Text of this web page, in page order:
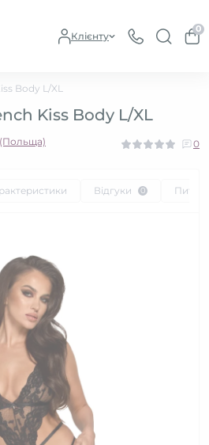
Клієнту
0
Body L/XL
Kiss Body L/XL
0
Відгуки 0